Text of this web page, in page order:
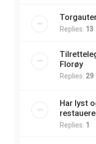
Replies: 13
Florøy
Replies: 29
Har lyst
Replies: 1